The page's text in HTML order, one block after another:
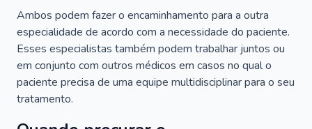
Ambos podem fazer o encaminhamento para a outra
especialidade de acordo com a necessidade do paciente.
Esses especialistas também podem trabalhar juntos ou
em conjunto com outros médicos em casos no qual o
paciente precisa de uma equipe multidisciplinar para o seu
tratamento.